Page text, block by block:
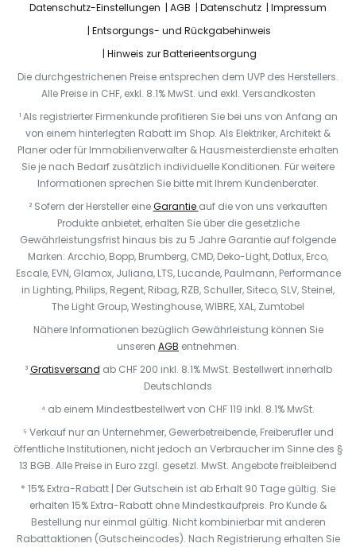
Datenschutz-Einstellungen AGB Datenschutz
Impressum
Entsorgungs- und Rückgabehinweis
Hinweis zur Batterieentsorgung
Die durchgestrichenen Preise entsprechen dem UVP des Herstellers.
Alle Preise in CHF, exkl. 8.1% MwSt. und exkl. Versandkosten
¹ Als registrierter Firmenkunde profitieren Sie bei uns von Anfang an
von einem hinterlegten Rabatt im Shop. Als Elektriker, Architekt &
Planer oder für Immobilienverwalter & Hausmeisterdienste erhalten
Sie je nach Bedarf zusätzlich individuelle Konditionen. Für weitere
Informationen sprechen Sie bitte mit Ihrem Kundenberater.
² Sofern der Hersteller eineGarantie auf die von uns verkauften
Produkte anbietet, erhalten Sie über die gesetzliche
Gewährleistungsfrist hinaus bis zu 5 Jahre Garantie auf folgende
Marken: Arcchio, Bopp, Brumberg, CMD, Deko-Light, Dotlux, Erco,
Escale, EVN, Glamox, Juliana, LTS, Lucande, Paulmann, Performance
in Lighting, Philips, Regent, Ribag, RZB, Schuller, Siteco, SLV, Steinel,
The Light Group, Westinghouse, WIBRE, XAL, Zumtobel
Nähere Informationen bezüglich Gewährleistung können Sie
unseren AGB entnehmen.
³Gratisversand ab CHF 200 inkl. 8.1% MwSt. Bestellwert innerhalb
Deutschlands
⁴ ab einem Mindestbestellwert von CHF 119 inkl. 8.1% MwSt.
⁵ Verkauf nur an Unternehmer, Gewerbetreibende, Freiberufler und
öffentliche Institutionen, nicht jedoch an Verbraucher im Sinne des §
13 BGB. Alle Preise in Euro zzgl. gesetzl. MwSt. Angebote freibleibend
* 15% Extra-Rabatt | Der Gutschein ist ab Erhalt 90 Tage gültig. Sie
erhalten 15% Extra-Rabatt ohne Mindestkaufpreis. Pro Kunde &
Bestellung nur einmal gültig. Nicht kombinierbar mit anderen
Rabattaktionen (Gutscheincodes). Nach Registrierung erhalten Sie